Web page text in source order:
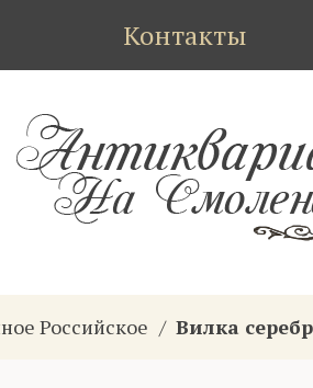
Контакты
Российское Вилка